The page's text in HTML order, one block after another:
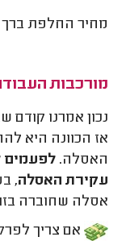
מחיר החלפת
מורכבות
נכון אמרנו
אז הכוונה היא
האסלה.לפעמים
עקירת האסלה,
אסלה שחוברה
אם צריך